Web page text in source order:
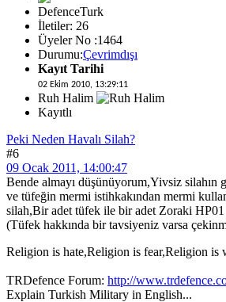
DefenceTurk
İletiler: 26
Üyeler No :1464
Durumu:Çevrimdışı
Kayıt Tarihi
02 Ekim 2010, 13:29:11
Ruh Halim
Kayıtlı
Peki Neden Havalı Silah?
#6
09 Ocak 2011, 14:00:47
Bende almayı düşünüyorum,Yivsiz silahın
ve tüfeğin mermi istihkakından mermi
silah,Bir adet tüfek ile bir adet Zoraki HP01
(Tüfek hakkında bir tavsiyeniz varsa
Religion is hate,Religion is fear,Religion is
TRDefence Forum: http://
Explain Turkish Military in English...